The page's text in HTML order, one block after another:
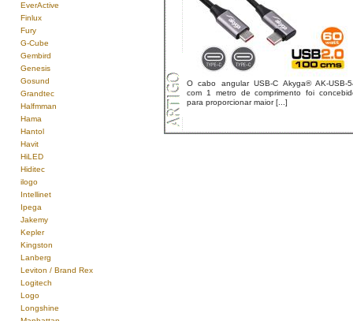
EverActive
Finlux
Fury
G-Cube
Gembird
Genesis
Gosund
Grandtec
Halfmman
Hama
Hantol
Havit
HiLED
Hiditec
ilogo
Intellinet
Ipega
Jakemy
Kepler
Kingston
Lanberg
Leviton / Brand Rex
Logitech
Logo
Longshine
O cabo angular USB-C Akyga® AK-USB-
com 1 metro de comprimento foi
para proporcionar maior [...]